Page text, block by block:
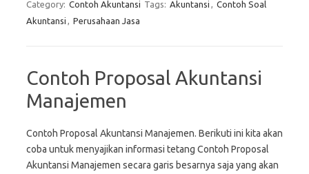
Category: Contoh Akuntansi Tags: Akuntansi , Contoh Soal
Akuntansi , Perusahaan Jasa
Contoh Proposal Akuntansi
Manajemen
Contoh Proposal Akuntansi Manajemen. Berikuti ini kita akan
coba untuk menyajikan informasi tetang Contoh Proposal
Akuntansi Manajemen secara garis besarnya saja yang akan